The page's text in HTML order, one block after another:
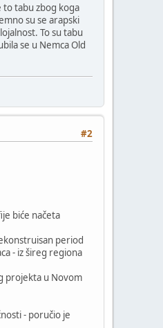
to tabu zbog koga
su se arapski
To su tabu
se u Nemca Old
#2
biće načeta
period
- iz šireg regiona
projekta u Novom
- poručio je